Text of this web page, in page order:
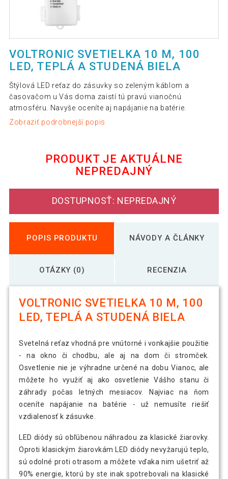
VOLTRONIC SVETIELKA 10 M, 100
LED, TEPLÁ A STUDENÁ BIELA
Štýlová LED reťaz do zásuvky so zeleným káblom a
časovačom u Vás doma zaistí tú pravú vianočnú
atmosféru. Navyše oceníte aj napájanie na batérie.
Zobraziť podrobnejší popis
PRODUKT JE AKTUÁLNE
NEPREDAJNÝ
DOSTUPNOSŤ: NEPREDAJNÝ
POPIS PRODUKTU NÁVODY A ČLÁNKY
OTÁZKY (0) RECENZIA
VOLTRONIC SVETIELKA 10 M, 100
LED, TEPLÁ A STUDENÁ BIELA
Svetelná reťaz vhodná pre vnútorné i vonkajšie použitie
- na okno či chodbu, ale aj na dom či stromček.
Osvetlenie nie je výhradne určené na dobu Vianoc, ale
môžete ho využiť aj ako osvetlenie Vášho stanu či
záhrady počas letných mesiacov. Najviac na ňom
oceníte napájanie na batérie - už nemusíte riešiť
vzdialenosť k zásuvke.
LED diódy sú obľúbenou náhradou za klasické žiarovky.
Oproti klasickým žiarovkám LED diódy nevyžarujú teplo,
sú odolné proti otrasom a môžete vďaka nim ušetriť až
90% energie, ktorú by ste inak spotrebovali na klasické